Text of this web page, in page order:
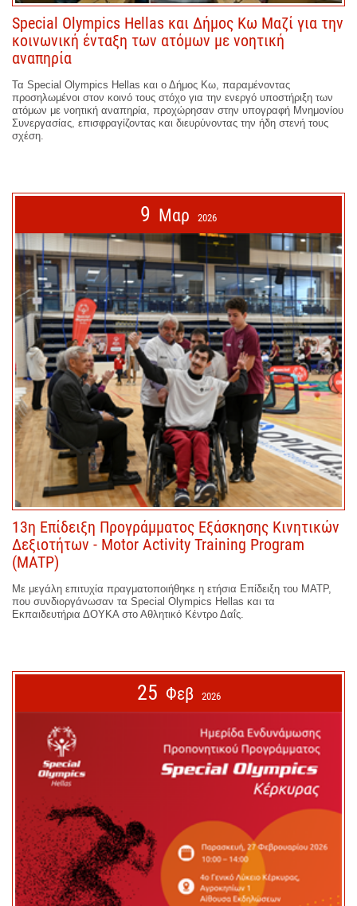
Special Olympics Hellas και Δήμος Κω Μαζί για την
κοινωνική ένταξη των ατόμων με νοητική
αναπηρία
Τα Special Olympics Hellas και ο Δήμος Κω, παραμένοντας
προσηλωμένοι στον κοινό τους στόχο για την ενεργό υποστήριξη των
ατόμων με νοητική αναπηρία, προχώρησαν στην υπογραφή Μνημονίου
Συνεργασίας, επισφραγίζοντας και διευρύνοντας την ήδη στενή τους
σχέση.
9 Μαρ 2026
13η Επίδειξη Προγράμματος Εξάσκησης Κινητικών
Δεξιοτήτων - Motor Activity Training Program
(MATP)
Με μεγάλη επιτυχία πραγματοποιήθηκε η ετήσια Επίδειξη του MATP,
που συνδιοργάνωσαν τα Special Olympics Hellas και τα
Εκπαιδευτήρια ΔΟΥΚΑ στο Αθλητικό Κέντρο Δαΐς.
25 Φεβ 2026